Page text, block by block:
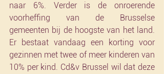
naar 6%. Verder is de onroerende
voorheffing van de Brusselse
gemeenten bij de hoogste van het land.
Er bestaat vandaag een korting voor
gezinnen met twee of meer kinderen van
10% per kind. Cd&v Brussel wil dat deze